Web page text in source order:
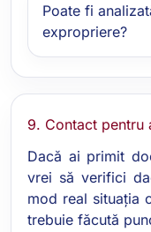
Poate fi
expropriere?
9. Contact pentru
Dacă ai primit
vrei să verifici
mod real situația
trebuie făcută